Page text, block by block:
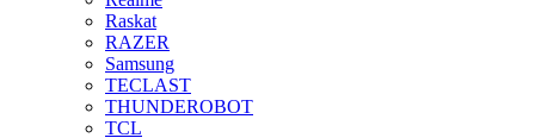
Raskat
RAZER
Samsung
TECLAST
THUNDEROBOT
TCL